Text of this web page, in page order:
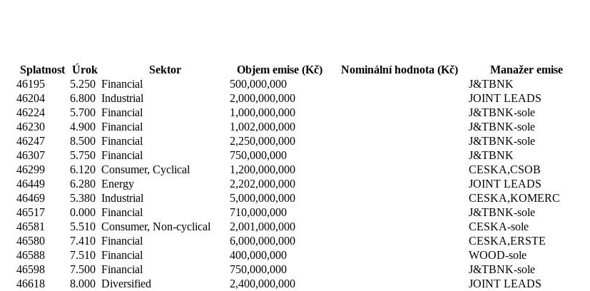
Splatnost Úrok Sektor Objem emise (Kč) Nominální hodnota (Kč)
Manažer emise
46195 5.250 Financial 500,000,000
J&TBNK
46204 6.800 Industrial 2,000,000,000
JOINT LEADS
46224 5.700 Financial 1,000,000,000
J&TBNK-sole
46230 4.900 Financial 1,002,000,000
J&TBNK-sole
46247 8.500 Financial 2,250,000,000
J&TBNK-sole
46307 5.750 Financial 750,000,000
J&TBNK
46299 6.120 Consumer, Cyclical 1,200,000,000
CESKA,CSOB
46449 6.280 Energy 2,202,000,000
JOINT LEADS
46469 5.380 Industrial 5,000,000,000
CESKA,KOMERC
46517 0.000 Financial 710,000,000
J&TBNK-sole
46581 5.510 Consumer, Non-cyclical 2,001,000,000
CESKA-sole
46580 7.410 Financial 6,000,000,000
CESKA,ERSTE
46588 7.510 Financial 400,000,000
WOOD-sole
46598 7.500 Financial 750,000,000
J&TBNK-sole
46618 8.000 Diversified 2,400,000,000
JOINT LEADS